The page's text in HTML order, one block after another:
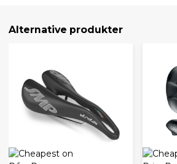
Alternative produkter